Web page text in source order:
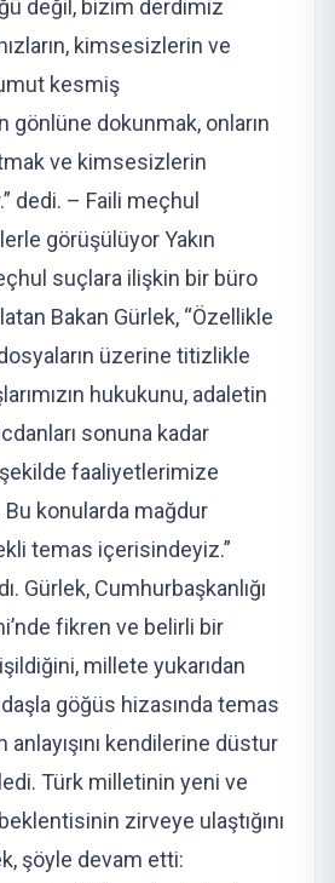
değil, bizim derdimiz
kimsesizlerin ve
kesmiş
gönlüne dokunmak, onların
ve kimsesizlerin
dedi. – Faili meçhul
görüşülüyor Yakın
suçlara ilişkin bir büro
Bakan Gürlek, “Özellikle
üzerine titizlikle
hukukunu, adaletin
sonuna kadar
faaliyetlerimize
konularda mağdur
temas içerisindeyiz.”
Gürlek, Cumhurbaşkanlığı
fikren ve belirli bir
millete yukarıdan
göğüs hizasında temas
kendilerine düstur
Türk milletinin yeni ve
zirveye ulaştığını
şöyle devam etti: